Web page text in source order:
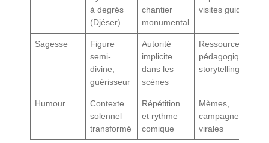
à degrés
(Djéser)
chantier
monumental
visites guidées
Sagesse
Figure
semi-
divine,
guérisseur
Autorité
implicite
dans les
scènes
Ressources
pédagogiques,
storytelling
Humour
Contexte
solennel
transformé
Répétition
et rythme
comique
Mèmes,
campagnes
virales